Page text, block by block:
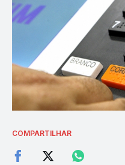
COMPARTILHAR